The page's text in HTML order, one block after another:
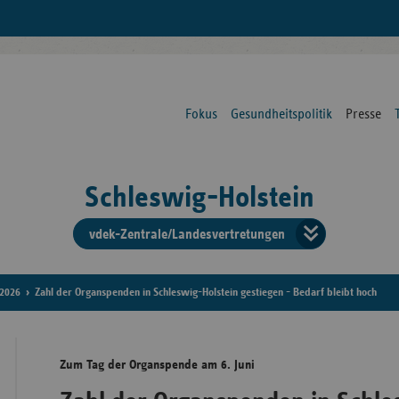
Fokus Gesundheitspolitik Presse
Schleswig-Holstein
vdek-Zentrale/Landesvertretungen
der
2026 Zahl der Organspenden in Schleswig-Holstein gestiegen - Bedarf bleibt hoch
Zum Tag der Organspende am 6. Juni